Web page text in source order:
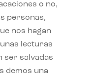
o no,
personas,
nos hagan
lecturas
ser salvadas
demos una